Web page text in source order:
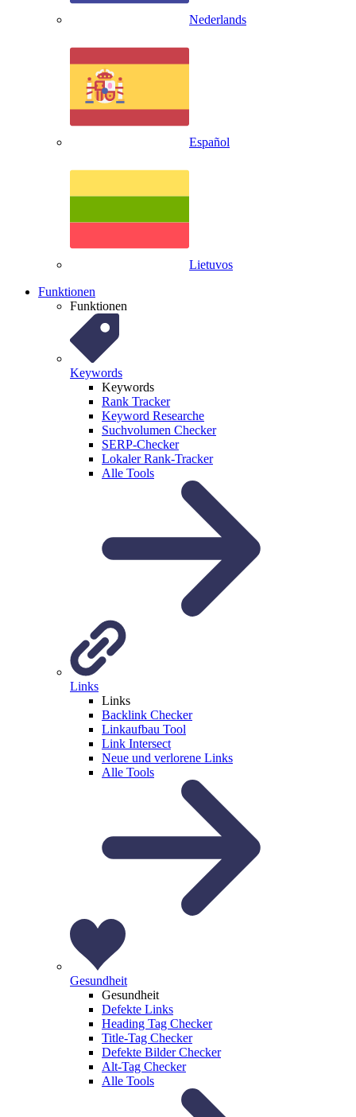
Nederlands
Español
Lietuvos
Funktionen
Funktionen
Keywords
Keywords
Rank Tracker
Keyword Researche
Suchvolumen Checker
SERP-Checker
Lokaler Rank-Tracker
Alle Tools
Links
Links
Backlink Checker
Linkaufbau Tool
Link Intersect
Neue und verlorene Links
Alle Tools
Gesundheit
Gesundheit
Defekte Links
Heading Tag Checker
Title-Tag Checker
Defekte Bilder Checker
Alt-Tag Checker
Alle Tools